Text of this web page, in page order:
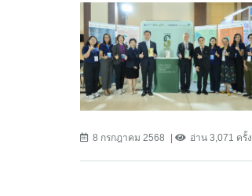
8 กรกฎาคม 2568 อ่าน 3,071 ครั้ง